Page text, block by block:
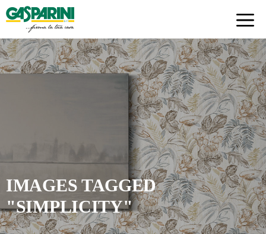
Skip
to
content
IMAGES TAGGED
"SIMPLICITY"